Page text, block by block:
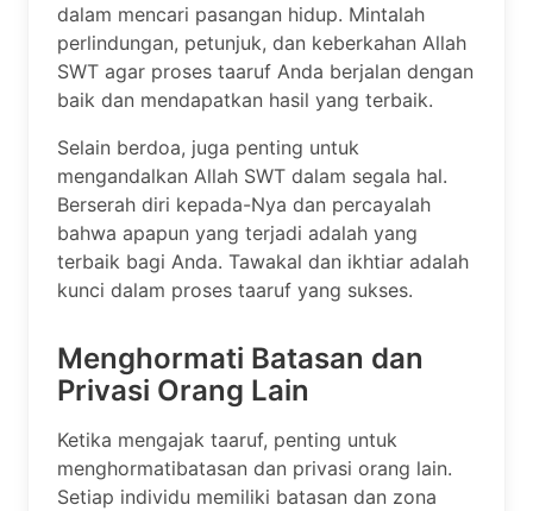
dalam mencari pasangan hidup. Mintalah
perlindungan, petunjuk, dan keberkahan Allah
SWT agar proses taaruf Anda berjalan dengan
baik dan mendapatkan hasil yang terbaik.
Selain berdoa, juga penting untuk
mengandalkan Allah SWT dalam segala hal.
Berserah diri kepada-Nya dan percayalah
bahwa apapun yang terjadi adalah yang
terbaik bagi Anda. Tawakal dan ikhtiar adalah
kunci dalam proses taaruf yang sukses.
Menghormati Batasan dan
Privasi Orang Lain
Ketika mengajak taaruf, penting untuk
menghormatibatasan dan privasi orang lain.
Setiap individu memiliki batasan dan zona